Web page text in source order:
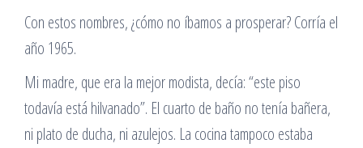
Con estos nombres, ¿cómo no íbamos a prosperar? Corría el
año 1965.
Mi madre, que era la mejor modista, decía: “este piso
todavía está hilvanado”. El cuarto de baño no tenía bañera,
ni plato de ducha, ni azulejos. La cocina tampoco estaba